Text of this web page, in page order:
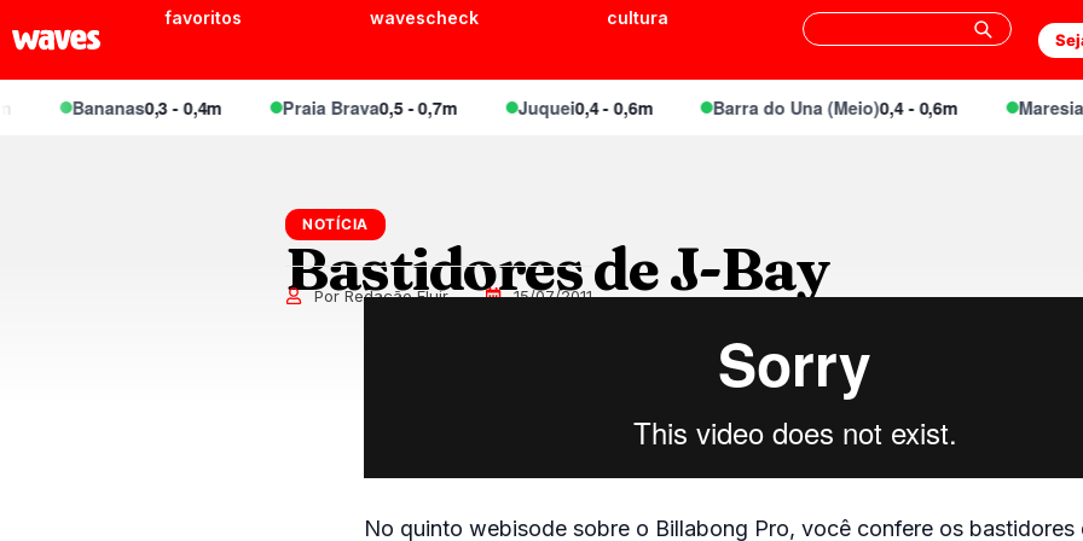
favoritos wavescheck cultura
Bananas0,3 - 0,4m Praia Brava0,5 - 0,7m Juquei0,4 - 0,6m Barra do Una (Meio)0,4 - 0,6m Maresias
NOTÍCIA
Bastidores de J-Bay
Por Redação Fluir 15/07/2011
No quinto webisode sobre o Billabong Pro, você confere os bastidores